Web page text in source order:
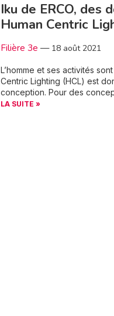
Iku de ERCO,
Human Centric
Filière 3e — 18 août 2021
L’homme et ses activités
Centric Lighting (HCL) est
conception. Pour des
LA SUITE »